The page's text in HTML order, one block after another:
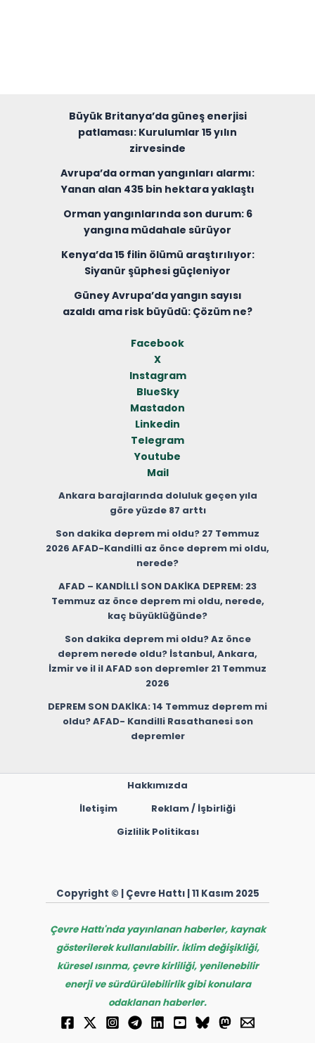
Büyük Britanya’da güneş enerjisi
patlaması: Kurulumlar 15 yılın
zirvesinde
Avrupa’da orman yangınları alarmı:
Yanan alan 435 bin hektara yaklaştı
Orman yangınlarında son durum: 6
yangına müdahale sürüyor
Kenya’da 15 filin ölümü araştırılıyor:
Siyanür şüphesi güçleniyor
Güney Avrupa’da yangın sayısı
azaldı ama risk büyüdü: Çözüm ne?
Facebook
X
Instagram
BlueSky
Mastadon
Linkedin
Telegram
Youtube
Mail
Ankara barajlarında doluluk geçen yıla
göre yüzde 87 arttı
Son dakika deprem mi oldu? 27 Temmuz
2026 AFAD-Kandilli az önce deprem mi oldu,
nerede?
AFAD – KANDİLLİ SON DAKİKA DEPREM: 23
Temmuz az önce deprem mi oldu, nerede,
kaç büyüklüğünde?
Son dakika deprem mi oldu? Az önce
deprem nerede oldu? İstanbul, Ankara,
İzmir ve il il AFAD son depremler 21 Temmuz
2026
DEPREM SON DAKİKA: 14 Temmuz deprem mi
oldu? AFAD- Kandilli Rasathanesi son
depremler
Hakkımızda
İletişim
Reklam / İşbirliği
Gizlilik Politikası
Copyright © | Çevre Hattı | 11 Kasım 2025
Çevre Hattı'nda yayınlanan haberler, kaynak
gösterilerek kullanılabilir. İklim değişikliği,
küresel ısınma, çevre kirliliği, yenilenebilir
enerji ve sürdürülebilirlik gibi konulara
odaklanan haberler.